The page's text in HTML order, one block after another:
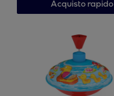
Acquisto rapido